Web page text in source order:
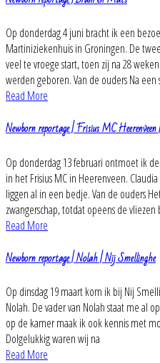
Op donderdag 4 juni bracht ik een
Martiniziekenhuis in Groningen. De
veel te vroege start, toen zij na 28
werden geboren. Van de ouders Na
Read More
Newborn reportage | Frisius MC
Op donderdag 13 februari ontmoet ik
in het Frisius MC in Heerenveen.
liggen al in een bedje. Van de ouders
zwangerschap, totdat opeens de vliezen
Read More
Newborn reportage | Nolah | Nij Smellinghe
Op dinsdag 19 maart kom ik bij Nij
Nolah. De vader van Nolah staat me al
op de kamer maak ik ook kennis met
Dolgelukkig waren wij na
Read More